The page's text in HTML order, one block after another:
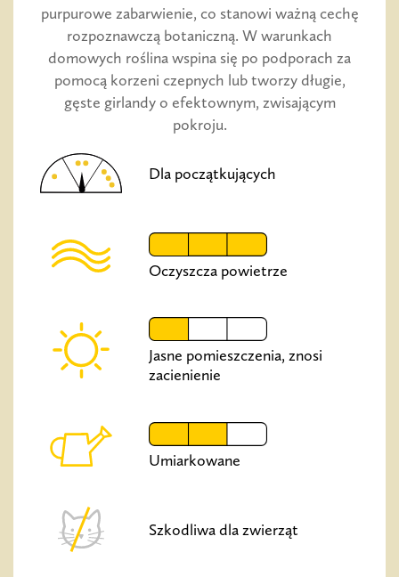
purpurowe zabarwienie, co stanowi ważną cechę
rozpoznawczą botaniczną. W warunkach
domowych roślina wspina się po podporach za
pomocą korzeni czepnych lub tworzy długie,
gęste girlandy o efektownym, zwisającym
pokroju.
Dla początkujących
Oczyszcza powietrze
Jasne pomieszczenia, znosi
zacienienie
Umiarkowane
Szkodliwa dla zwierząt